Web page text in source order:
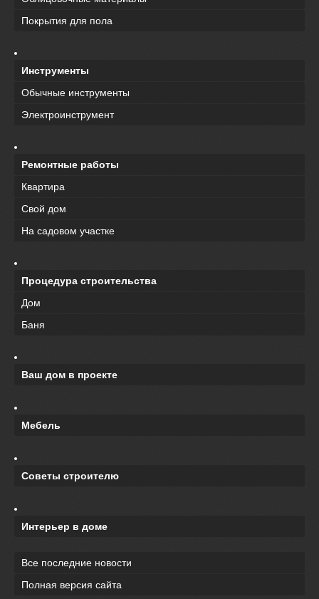
Покрытия для пола
Инструменты
Обычные инструменты
Электроинструмент
Ремонтные работы
Квартира
Свой дом
На садовом участке
Процедура строительства
Дом
Баня
Ваш дом в проекте
Мебель
Советы строителю
Интерьер в доме
Все последние новости
Полная версия сайта